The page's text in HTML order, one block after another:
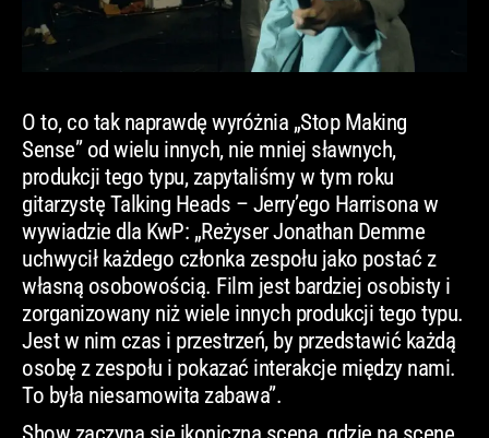
O to, co tak naprawdę wyróżnia „Stop Making
Sense” od wielu innych, nie mniej sławnych,
produkcji tego typu, zapytaliśmy w tym roku
gitarzystę Talking Heads – Jerry’ego Harrisona w
wywiadzie dla KwP: „Reżyser Jonathan Demme
uchwycił każdego członka zespołu jako postać z
własną osobowością. Film jest bardziej osobisty i
zorganizowany niż wiele innych produkcji tego typu.
Jest w nim czas i przestrzeń, by przedstawić każdą
osobę z zespołu i pokazać interakcje między nami.
To była niesamowita zabawa”.